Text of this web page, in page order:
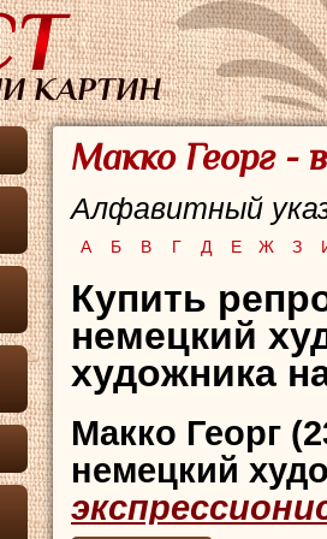
Макко Георг -
Алфавитный
А Б В Г Д Е Ж З
Купить
немецкий
художника
Макко Георг
немецкий